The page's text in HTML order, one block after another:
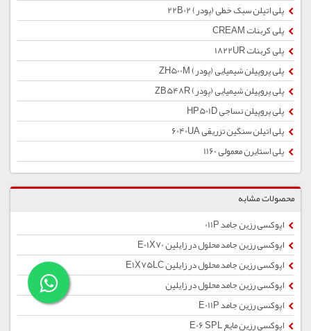
پلی اتیلن سبک خطی (پودر) 22B02
پلی کربنات CREAM
پلی کربنات 1822UR
پلی پروپیلن شیمیایی (پودر) ZH500M
پلی پروپیلن شیمیایی (پودر) ZB548R
پلی پروپیلن نساجی HP501D
پلی اتیلن سنگین تزریقی 6040UA
پلی استایرن معمولی 1160
محصولات مشابه
اپوکسی رزین جامد 011P
اپوکسی رزین جامد محلول در زایلین E01X70
اپوکسی رزین جامد محلول در زایلین E1X75LC
اپوکسی رزین جامد محلول در زایلین
اپوکسی رزین جامد E011P
اپوکسی رزین مایع E06 SPL